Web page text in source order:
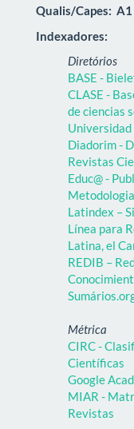
Qualis/Capes:
Indexadores:
Diretórios
BASE -
CLASE -
de ciencias
Diadorim -
Revistas
Educ@ -
Latindex –
Línea para
Latina, el
REDIB –
Métrica
CIRC -
Científicas
Google
MIAR -
Revistas